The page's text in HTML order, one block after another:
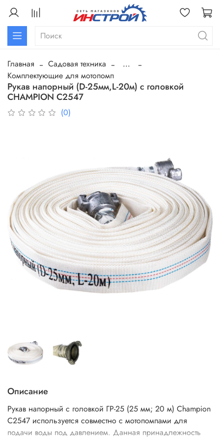
Главная Садовая техника
...
Комплектующие для мотопомп
Рукав напорный (D-25мм,L-20м) с головкой
CHAMPION C2547
(0)
Описание
Рукав напорный с головкой ГР-25 (25 мм; 20 м) Champion
C2547 используется совместно с мотопомпами для
подачи воды под давлением. Данная принадлежность